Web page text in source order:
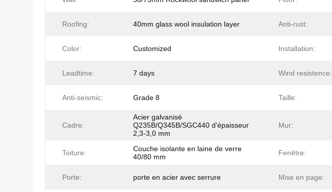
Roofing: 40mm glass wool insulation layer Anti-rust:
Color: Customized Installation:
Leadtime: 7 days Wind resistence:
Anti-seismic: Grade 8 Taille:
Cadre:
Acier galvanisé
Q235B/Q345B/SGC440 d'épaisseur
2,3-3,0 mm
Mur:
Toiture:
Couche isolante en laine de verre
40/80 mm
Fenêtre:
Porte: porte en acier avec serrure Mise en page: